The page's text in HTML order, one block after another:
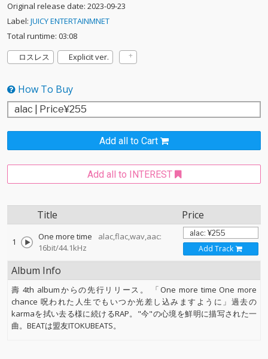
Original release date: 2023-09-23
Label: JUICY ENTERTAINMNET
Total runtime: 03:08
ロスレス
Explicit ver.
How To Buy
Add all to Cart
Add all to INTEREST
Title Price
1 One more time
alac,flac,wav,aac:
16bit/44.1kHz
Add Track
Album Info
壽 4th albumからの先行リリース。 「One more time One more
chance 呪われた人生でもいつか光差し込みますように」過去の
karmaを拭い去る様に続けるRAP。"今"の心境を鮮明に描写された一
曲。BEATは盟友ITOKUBEATS。